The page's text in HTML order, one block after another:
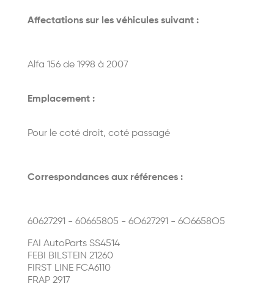
Affectations sur les véhicules suivant :
Alfa 156 de 1998 à 2007
Emplacement :
Pour le coté droit, coté passagé
Correspondances aux références :
60627291 - 60665805 - 6O627291 - 6O6658O5
FAI AutoParts SS4514
FEBI BILSTEIN 21260
FIRST LINE FCA6110
FRAP 2917